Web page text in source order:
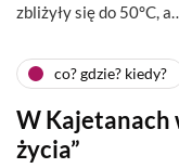
zbliżyły się do 50°C, a…
co? gdzie? kiedy?
W Kajetanach
życia”